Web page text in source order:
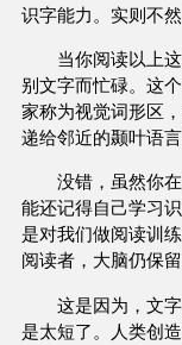
识字能力。实则不
当你阅读以上这
别文字而忙碌。这
家称为视觉词形区
递给邻近的颞叶语
没错，虽然你在
能还记得自己学习
是对我们做阅读训
阅读者，大脑仍保
这是因为，文字
是太短了。人类创